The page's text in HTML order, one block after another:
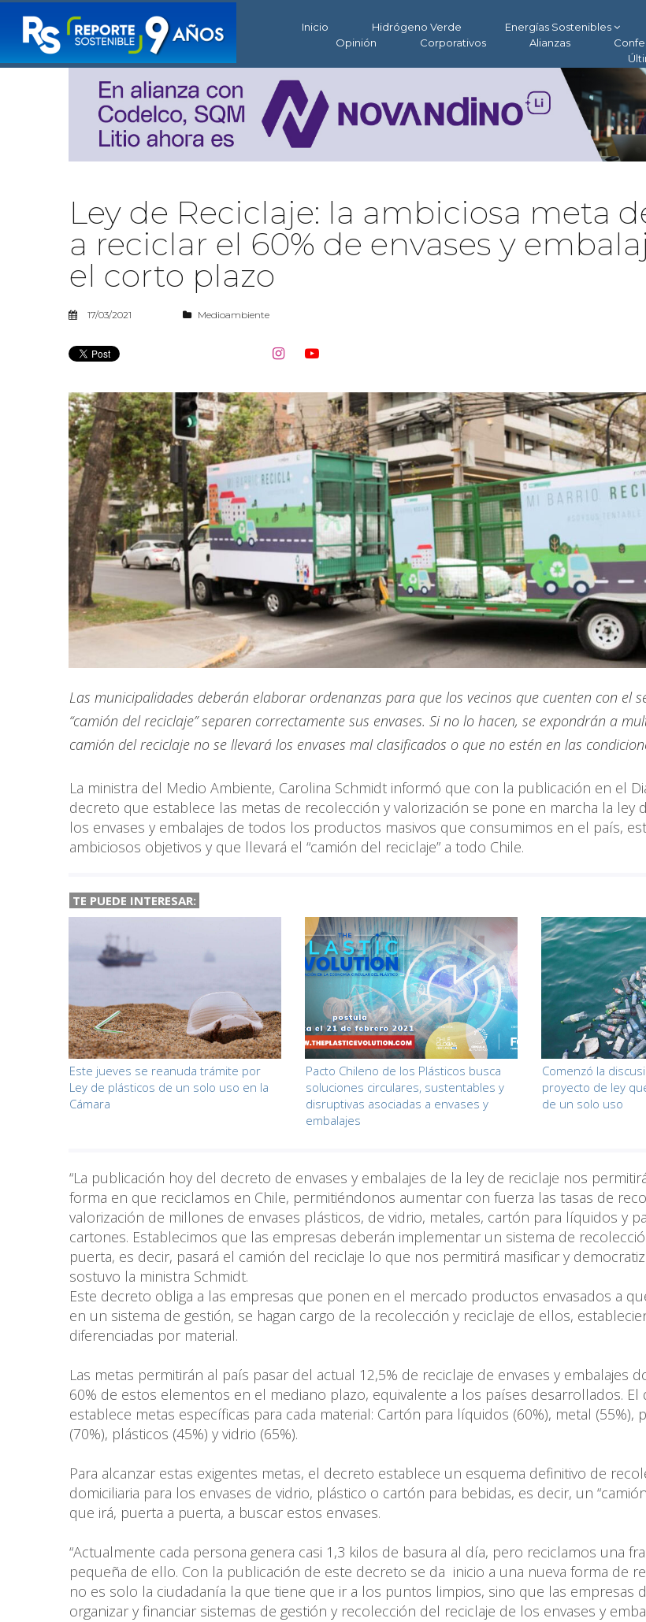
Inicio Hidrógeno Verde Energías Sostenibles
Opinión
Corporativos Alianzas
Ley de Reciclaje: la ambiciosa meta
a reciclar el 60% de envases y
el corto plazo
17/03/2021 Medioambiente
 
Las municipalidades deberán elaborar ordenanzas para que los vecinos que cuenten con el
“camión del reciclaje” separen correctamente sus envases. Si no lo hacen, se expondrán a
camión del reciclaje no se llevará los envases mal clasificados o que no estén en las
La ministra del Medio Ambiente, Carolina Schmidt informó que con la publicación en el
decreto que establece las metas de recolección y valorización se pone en marcha la ley
los envases y embalajes de todos los productos masivos que consumimos en el país,
ambiciosos objetivos y que llevará el “camión del reciclaje” a todo Chile.
TE PUEDE INTERESAR:
Este jueves se reanuda trámite por
Ley de plásticos de un solo uso en la
Cámara
Pacto Chileno de los Plásticos busca
soluciones circulares, sustentables y
disruptivas asociadas a envases y
embalajes
Comenzó la
proyecto de ley
de un solo uso
“La publicación hoy del decreto de envases y embalajes de la ley de reciclaje nos
forma en que reciclamos en Chile, permitiéndonos aumentar con fuerza las tasas de
valorización de millones de envases plásticos, de vidrio, metales, cartón para líquidos y
cartones. Establecimos que las empresas deberán implementar un sistema de
puerta, es decir, pasará el camión del reciclaje lo que nos permitirá masificar y
sostuvo la ministra Schmidt.
Este decreto obliga a las empresas que ponen en el mercado productos envasados a
en un sistema de gestión, se hagan cargo de la recolección y reciclaje de ellos,
diferenciadas por material.
Las metas permitirán al país pasar del actual 12,5% de reciclaje de envases y embalajes
60% de estos elementos en el mediano plazo, equivalente a los países desarrollados. El
establece metas específicas para cada material: Cartón para líquidos (60%), metal (55%),
(70%), plásticos (45%) y vidrio (65%).
Para alcanzar estas exigentes metas, el decreto establece un esquema definitivo de
domiciliaria para los envases de vidrio, plástico o cartón para bebidas, es decir, un
que irá, puerta a puerta, a buscar estos envases.
“Actualmente cada persona genera casi 1,3 kilos de basura al día, pero reciclamos una
pequeña de ello. Con la publicación de este decreto se da inicio a una nueva forma de
no es solo la ciudadanía la que tiene que ir a los puntos limpios, sino que las empresas
organizar y financiar sistemas de gestión y recolección del reciclaje de los envases y